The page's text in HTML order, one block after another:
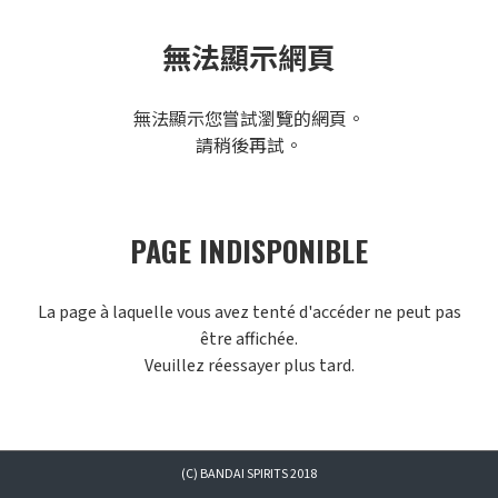
無法顯示網頁
無法顯示您嘗試瀏覽的網頁。
請稍後再試。
PAGE INDISPONIBLE
La page à laquelle vous avez tenté d'accéder ne peut pas
être affichée.
Veuillez réessayer plus tard.
(C) BANDAI SPIRITS 2018